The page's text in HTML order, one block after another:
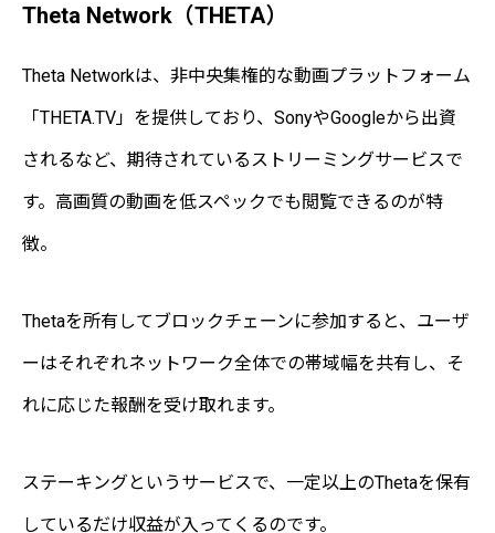
Theta Network（THETA）
Theta Networkは、非中央集権的な動画プラットフォーム
「THETA.TV」を提供しており、SonyやGoogleから出資
されるなど、期待されているストリーミングサービスで
す。高画質の動画を低スペックでも閲覧できるのが特
徴。
Thetaを所有してブロックチェーンに参加すると、ユーザ
ーはそれぞれネットワーク全体での帯域幅を共有し、そ
れに応じた報酬を受け取れます。
ステーキングというサービスで、一定以上のThetaを保有
しているだけ収益が入ってくるのです。